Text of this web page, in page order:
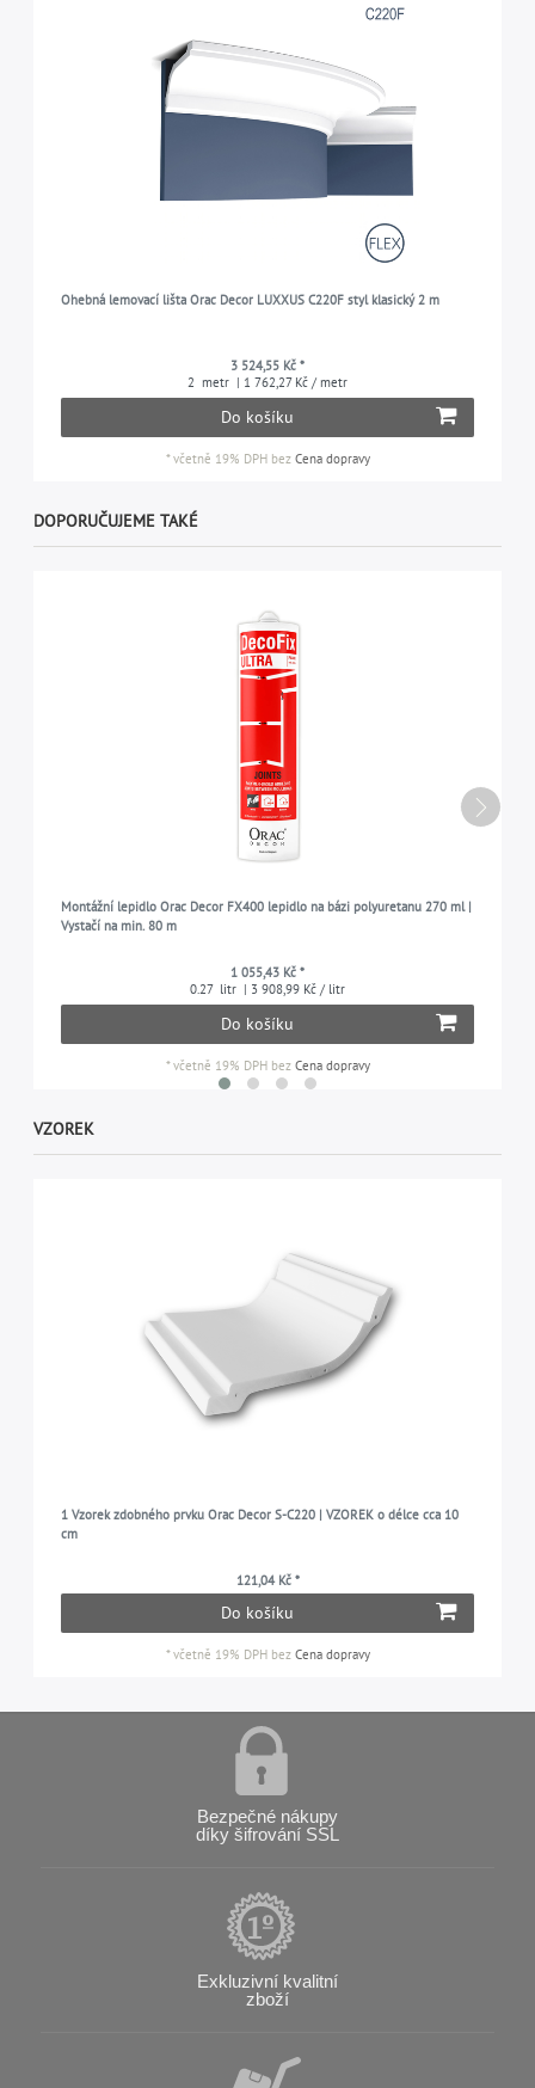
Ohebná lemovací lišta Orac Decor LUXXUS C220F styl klasický 2 m
3 524,55 Kč *
2 metr | 1 762,27 Kč / metr
Do košíku
*včetně 19% DPHbez Cena dopravy
DOPORUČUJEME TAKÉ
Montážní lepidlo Orac Decor FX400 lepidlo na bázi polyuretanu 270 ml |
Vystačí na min. 80 m
1 055,43 Kč *
0.27 litr | 3 908,99 Kč / litr
Do košíku
*včetně 19% DPHbez Cena dopravy
VZOREK
1 Vzorek zdobného prvku Orac Decor S-C220 | VZOREK o délce cca 10
cm
121,04 Kč *
Do košíku
*včetně 19% DPHbez Cena dopravy
Bezpečné nákupy
díky šifrování SSL
Exkluzivní kvalitní
zboží